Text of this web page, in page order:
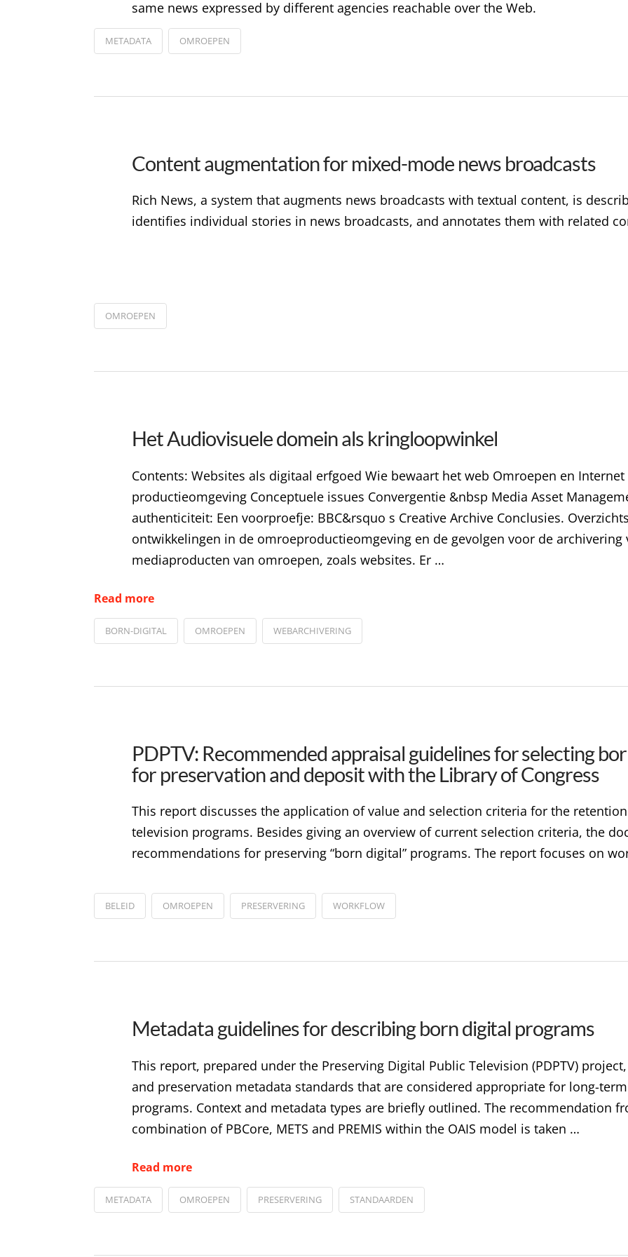
same news expressed by different agencies reachable over the Web.
METADATA OMROEPEN
Content augmentation for mixed-mode news broadcasts
Rich News, a system that augments news broadcasts with textual content, is
identifies individual stories in news broadcasts, and annotates them with related
OMROEPEN
Het Audiovisuele domein als kringloopwinkel
Contents: Websites als digitaal erfgoed Wie bewaart het web Omroepen en
productieomgeving Conceptuele issues Convergentie &nbsp Media Asset
authenticiteit: Een voorproefje: BBC&rsquo s Creative Archive Conclusies.
ontwikkelingen in de omroeproductieomgeving en de gevolgen voor de archivering
mediaproducten van omroepen, zoals websites. Er …
Read more
BORN-DIGITAL OMROEPEN WEBARCHIVERING
PDPTV: Recommended appraisal guidelines for selecting
for preservation and deposit with the Library of Congress
This report discusses the application of value and selection criteria for the
television programs. Besides giving an overview of current selection criteria, the
recommendations for preserving “born digital” programs. The report focuses on
BELEID OMROEPEN PRESERVERING WORKFLOW
Metadata guidelines for describing born digital programs
This report, prepared under the Preserving Digital Public Television (PDPTV)
and preservation metadata standards that are considered appropriate for long-
programs. Context and metadata types are briefly outlined. The recommendation
combination of PBCore, METS and PREMIS within the OAIS model is taken …
Read more
METADATA OMROEPEN PRESERVERING STANDAARDEN